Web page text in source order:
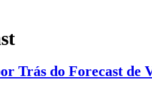
Trás do Forecast de